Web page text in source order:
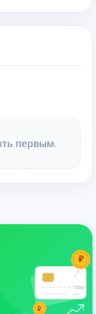
первым.
7890
03/28
₽
₽